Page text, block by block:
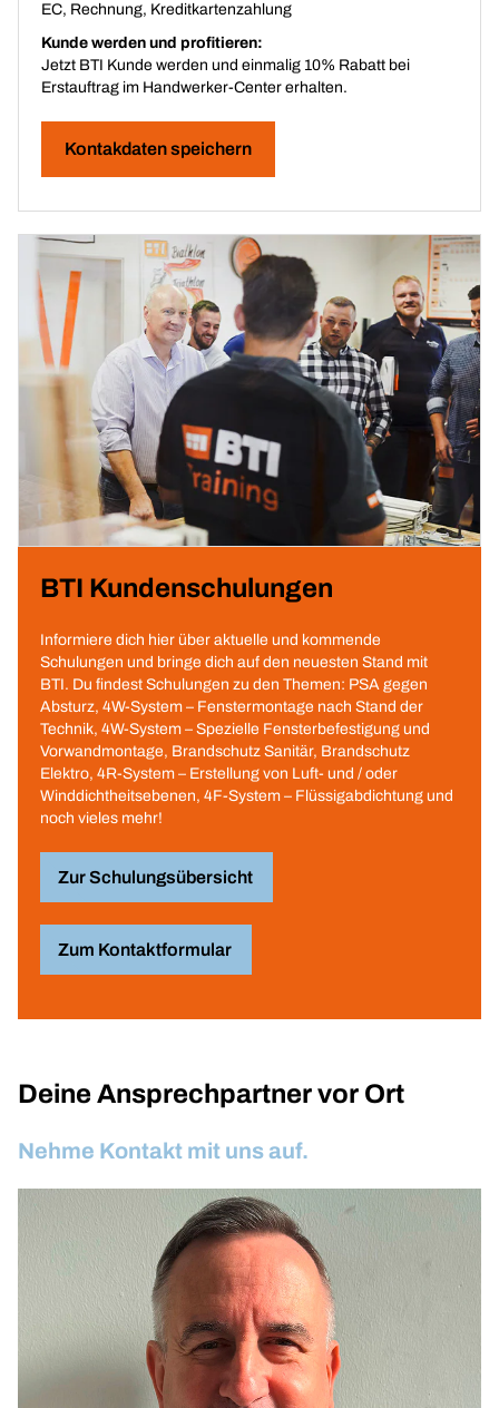
EC, Rechnung, Kreditkartenzahlung
Kunde werden und profitieren:
Jetzt BTI Kunde werden und einmalig 10% Rabatt bei
Erstauftrag im Handwerker-Center erhalten.
Kontakdaten speichern
BTI Kundenschulungen
Informiere dich hier über aktuelle und kommende
Schulungen und bringe dich auf den neuesten Stand mit
BTI. Du findest Schulungen zu den Themen: PSA gegen
Absturz, 4W-System – Fenstermontage nach Stand der
Technik, 4W-System – Spezielle Fensterbefestigung und
Vorwandmontage, Brandschutz Sanitär, Brandschutz
Elektro, 4R-System – Erstellung von Luft- und / oder
Winddichtheitsebenen, 4F-System – Flüssigabdichtung und
noch vieles mehr!
Zur Schulungsübersicht
Zum Kontaktformular
Deine Ansprechpartner vor Ort
Nehme Kontakt mit uns auf.